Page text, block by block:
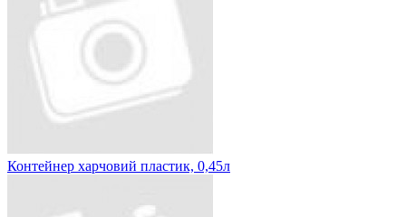
Контейнер харчовий пластик, 0,45л